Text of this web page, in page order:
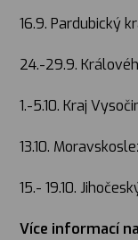
16.9. Pardubický
24.-29.9.
1.-5.10. Kraj
13.10.
15.- 19.10.
Více informací